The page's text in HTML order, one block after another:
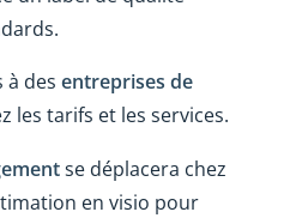
à des entreprises de
les tarifs et les services.
se déplacera chez
en visio pour